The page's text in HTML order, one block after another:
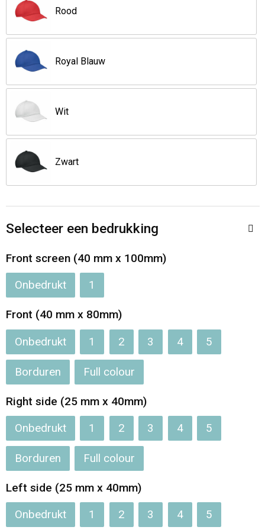
Opvouwbare tassen
Waterbestendige tassen
Bowlingtassen
Strandtassen
Katoenen draagtassen
Rood
Royal Blauw
Wit
Zwart
Selecteer een bedrukking
Front screen (40 mm x 100mm)
Onbedrukt 1
Front (40 mm x 80mm)
Onbedrukt 1 2 3 4 5
Borduren Full colour
Right side (25 mm x 40mm)
Onbedrukt 1 2 3 4 5
Borduren Full colour
Left side (25 mm x 40mm)
Onbedrukt 1 2 3 4 5